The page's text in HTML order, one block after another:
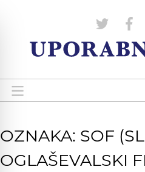
OZNAKA: SOF
OGLAŠEVALSKI